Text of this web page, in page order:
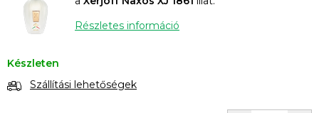
Részletes információ
Készleten
Szállítási lehetőségek